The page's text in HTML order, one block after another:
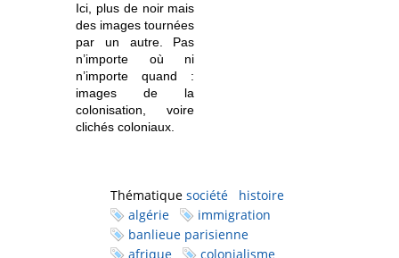
Ici, plus de noir mais
des images tournées
par un autre. Pas
n’importe où ni
n’importe quand :
images de la
colonisation, voire
clichés coloniaux.
Thématique société
histoire
algérie
immigration
banlieue parisienne
afrique
colonialisme